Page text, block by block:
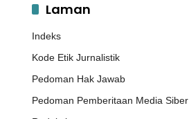
Laman
Indeks
Kode Etik Jurnalistik
Pedoman Hak Jawab
Pedoman Pemberitaan Media Siber